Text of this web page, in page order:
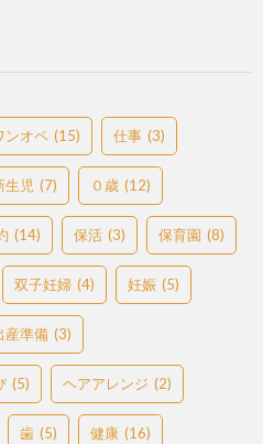
ンオペ (15) 仕事 (3)
生児 (7) ０歳 (12)
(14) 保活 (3) 保育園 (8)
双子妊婦 (4) 妊娠 (5)
産準備 (3)
(5) ヘアアレンジ (2)
歯 (5) 健康 (16)